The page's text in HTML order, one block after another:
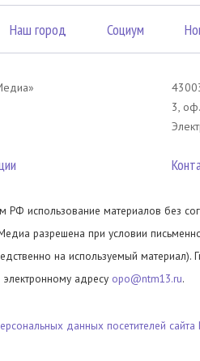
Наш город Социум
3,
РФ использование материалов без
разрешена при условии
на используемый материал).
адресу opo@ntm13.ru.
данных посетителей